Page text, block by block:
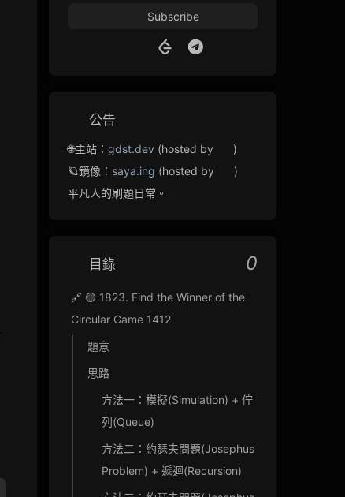
Subscribe
公告
🌐主站： gdst.dev (hosted by
)
🪐鏡像： saya.ing (hosted by
)
平凡人的刷題日常。
目錄 0
🔗 🟡 1823. Find the Winner of the
Circular Game 1412
題意
思路
方法一：模擬(Simulation) + 佇
列(Queue)
方法二：約瑟夫問題(Josephus
Problem) + 遞迴(Recursion)